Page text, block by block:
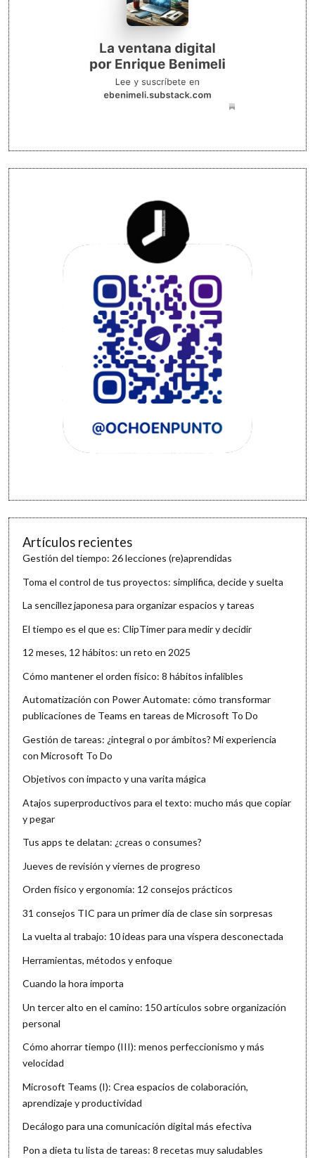
Artículos recientes
Gestión del tiempo: 26 lecciones (re)aprendidas
Toma el control de tus proyectos: simplifica, decide y suelta
La sencillez japonesa para organizar espacios y tareas
El tiempo es el que es: ClipTimer para medir y decidir
12 meses, 12 hábitos: un reto en 2025
Cómo mantener el orden físico: 8 hábitos infalibles
Automatización con Power Automate: cómo transformar
publicaciones de Teams en tareas de Microsoft To Do
Gestión de tareas: ¿integral o por ámbitos? Mi experiencia
con Microsoft To Do
Objetivos con impacto y una varita mágica
Atajos superproductivos para el texto: mucho más que copiar
y pegar
Tus apps te delatan: ¿creas o consumes?
Jueves de revisión y viernes de progreso
Orden físico y ergonomía: 12 consejos prácticos
31 consejos TIC para un primer día de clase sin sorpresas
La vuelta al trabajo: 10 ideas para una víspera desconectada
Herramientas, métodos y enfoque
Cuando la hora importa
Un tercer alto en el camino: 150 artículos sobre organización
personal
Cómo ahorrar tiempo (III): menos perfeccionismo y más
velocidad
Microsoft Teams (I): Crea espacios de colaboración,
aprendizaje y productividad
Decálogo para una comunicación digital más efectiva
Pon a dieta tu lista de tareas: 8 recetas muy saludables